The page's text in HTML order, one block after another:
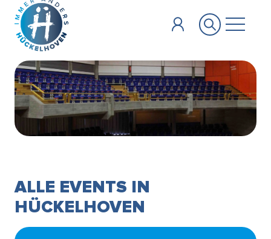
Zum Hauptinhalt springen
ALLE EVENTS IN
HÜCKELHOVEN